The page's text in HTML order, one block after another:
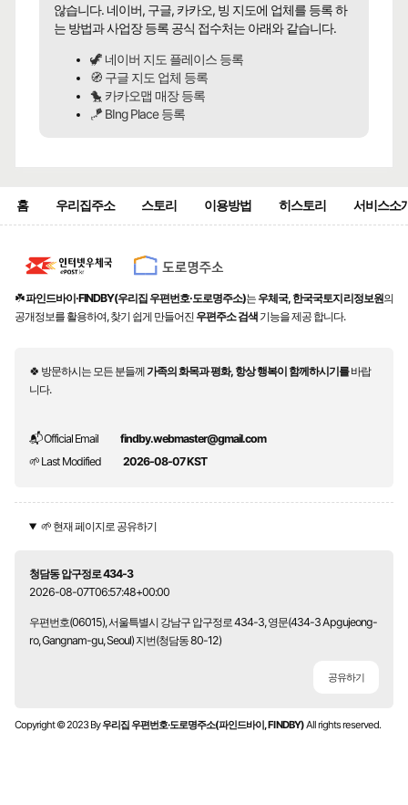
않습니다. 네이버, 구글, 카카오, 빙 지도에 업체를 등록 하
는 방법과 사업장 등록 공식 접수처는 아래와 같습니다.
🦖 네이버 지도 플레이스 등록
🧭 구글 지도 업체 등록
🐤 카카오맵 매장 등록
🪁 BIng Place 등록
홈 우리집주소 스토리 이용방법 히스토리 서비스소
☘️파인드바이·FINDBY(우리집 우편번호·도로명주소)는 우체국, 한국국토지리정보원의
공개정보를 활용하여, 찾기 쉽게 만들어진 우편주소 검색 기능을 제공 합니다.
🍀 방문하시는 모든 분들께가족의 화목과 평화, 항상 행복이 함께하시기를바랍
니다.
📬 Official Email
findby.webmaster@gmail.com
🌱 Last Modified
2026-08-07 KST
🌱 현재 페이지로 공유하기
청담동 압구정로 434-3
2026-08-07T06:57:48+00:00
우편번호(06015), 서울특별시 강남구 압구정로 434-3, 영문(434-3 Apgujeong-
ro, Gangnam-gu, Seoul) 지번(청담동 80-12)
공유하기
Copyright © 2023 By우리집 우편번호·도로명주소(파인드바이, FINDBY)All rights reserved.